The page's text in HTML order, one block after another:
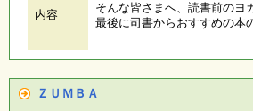
ン
マ
ガ
内容
そんな皆さまへ、読書前のヨ
最後に司書からおすすめの本
ＺＵＭＢＡ